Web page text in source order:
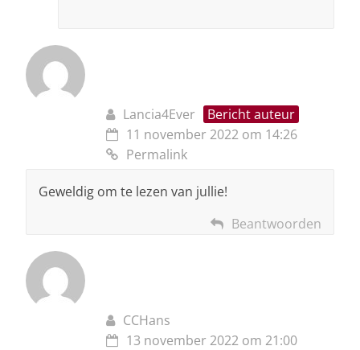
Lancia4Ever
Bericht auteur
11 november 2022 om 14:26
Permalink
Geweldig om te lezen van jullie!
Beantwoorden
CCHans
13 november 2022 om 21:00